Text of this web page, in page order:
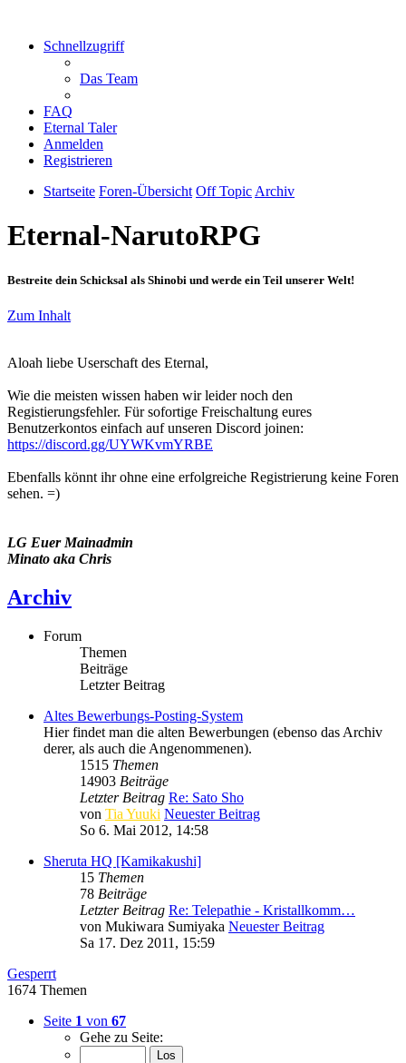
Schnellzugriff
Das Team
FAQ
Eternal Taler
Anmelden
Registrieren
Startseite Foren-Übersicht Off Topic Archiv
Eternal-NarutoRPG
Bestreite dein Schicksal als Shinobi und werde ein Teil unserer Welt!
Zum Inhalt
Aloah liebe Userschaft des Eternal,
Wie die meisten wissen haben wir leider noch den
Registierungsfehler. Für sofortige Freischaltung eures
Benutzerkontos einfach auf unseren Discord joinen:
https://discord.gg/UYWKvmYRBE
Ebenfalls könnt ihr ohne eine erfolgreiche Registrierung keine Foren
sehen. =)
LG Euer Mainadmin
Minato aka Chris
Archiv
Forum
Themen
Beiträge
Letzter Beitrag
Altes Bewerbungs-Posting-System
Hier findet man die alten Bewerbungen (ebenso das Archiv
derer, als auch die Angenommenen).
1515 Themen
14903 Beiträge
Letzter Beitrag Re: Sato Sho
von Tia Yuuki Neuester Beitrag
So 6. Mai 2012, 14:58
Sheruta HQ [Kamikakushi]
15 Themen
78 Beiträge
Letzter Beitrag Re: Telepathie - Kristallkomm…
von Mukiwara Sumiyaka Neuester Beitrag
Sa 17. Dez 2011, 15:59
Gesperrt
1674 Themen
Seite 1 von 67
Gehe zu Seite: